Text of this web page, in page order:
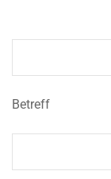
Betreff